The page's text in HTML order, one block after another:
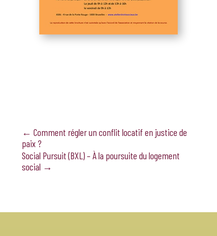
← Comment régler un conflit locatif en justice de
paix ?
Social Pursuit (BXL) – À la poursuite du logement
social→